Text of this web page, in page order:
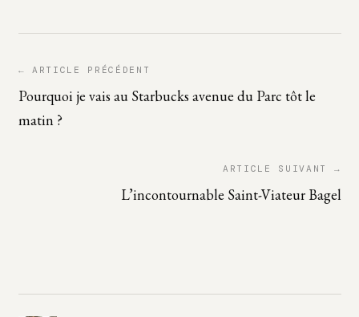
← ARTICLE PRÉCÉDENT
Pourquoi je vais au Starbucks avenue du Parc tôt le
matin ?
ARTICLE SUIVANT →
L’incontournable Saint-Viateur Bagel